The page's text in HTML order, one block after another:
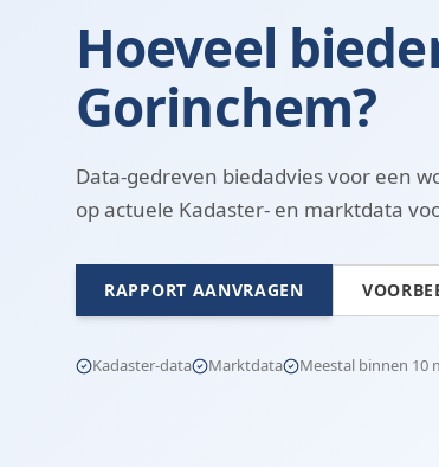
Hoeveel
Gorinchem?
Data-gedreven biedadvies voor een
op actuele Kadaster- en marktdata
RAPPORT AANVRAGEN
Kadaster-data Marktdata Meestal binnen 10